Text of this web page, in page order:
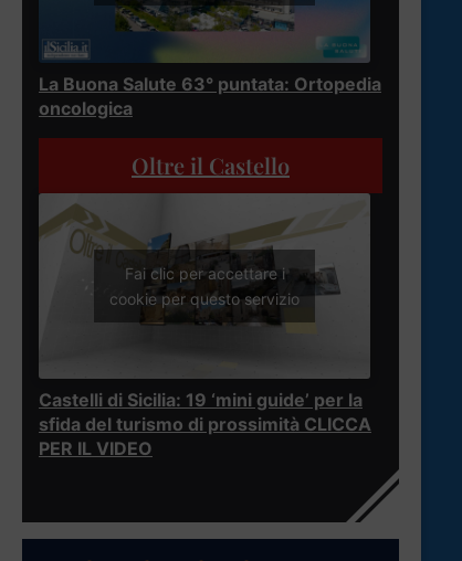
La Buona Salute 63° puntata: Ortopedia
oncologica
Oltre il Castello
Fai clic per accettare i
cookie per questo servizio
Castelli di Sicilia: 19 ‘mini guide’ per la
sfida del turismo di prossimità CLICCA
PER IL VIDEO